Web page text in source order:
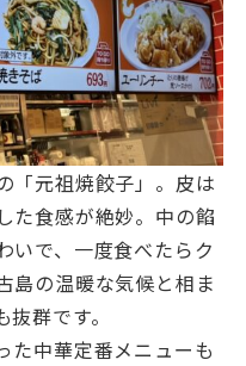
「元祖焼餃子」。皮は
た食感が絶妙。中の餡
いで、一度食べたらク
島の温暖な気候と相ま
群です。
た中華定番メニューも